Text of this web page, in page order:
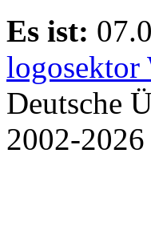
Es ist:
logosektor
Deutsche
2002-2026